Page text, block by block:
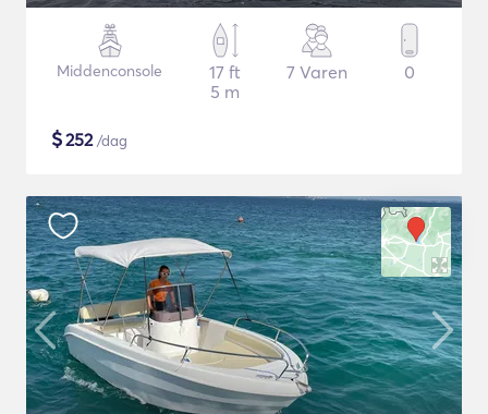
Middenconsole
17 ft
5 m
7 Varen 0
$252/dag